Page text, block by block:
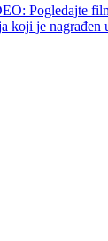
Pogledajte
koji je nagrađen